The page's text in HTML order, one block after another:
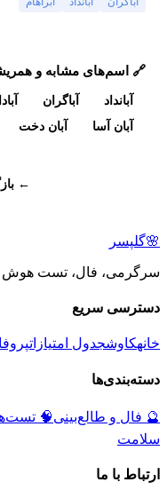
🔗 اسم‌های مشابه و
آبانداد آباگران
آبان آسا
آبان دخت
←
🌸گلپسر
سرگرمی، فال، تست هوش
دسترسی سریع
خانهکاوشجدول امتیازات
دسته‌بندی‌ها
🔮 فال و طالع‌بینی🧠
سلامت
ارتباط با ما